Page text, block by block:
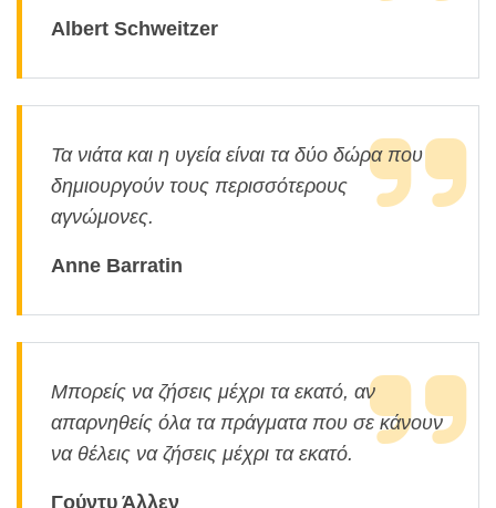
Albert Schweitzer
Τα νιάτα και η υγεία είναι τα δύο δώρα που
δημιουργούν τους περισσότερους
αγνώμονες.
Anne Barratin
Μπορείς να ζήσεις μέχρι τα εκατό, αν
απαρνηθείς όλα τα πράγματα που σε κάνουν
να θέλεις να ζήσεις μέχρι τα εκατό.
Γούντυ Άλλεν